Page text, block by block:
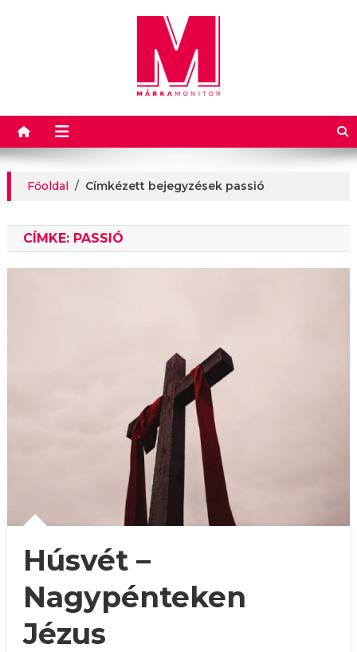
Márkamonitor
Főoldal / Címkézett bejegyzések passió
CÍMKE: PASSIÓ
Húsvét –
Nagypénteken
Jézus